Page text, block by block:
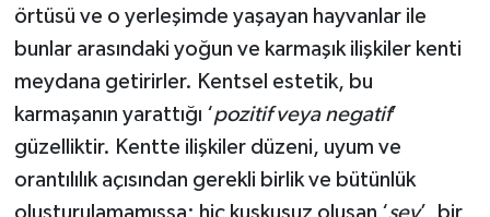
örtüsü ve o yerleşimde yaşayan hayvanlar ile
bunlar arasındaki yoğun ve karmaşık ilişkiler kenti
meydana getirirler. Kentsel estetik, bu
karmaşanın yarattığı ‘pozitif veya negatif’
güzelliktir. Kentte ilişkiler düzeni, uyum ve
orantılılık açısından gerekli birlik ve bütünlük
oluşturulamamışsa; hiç kuşkusuz oluşan ‘şey’, bir